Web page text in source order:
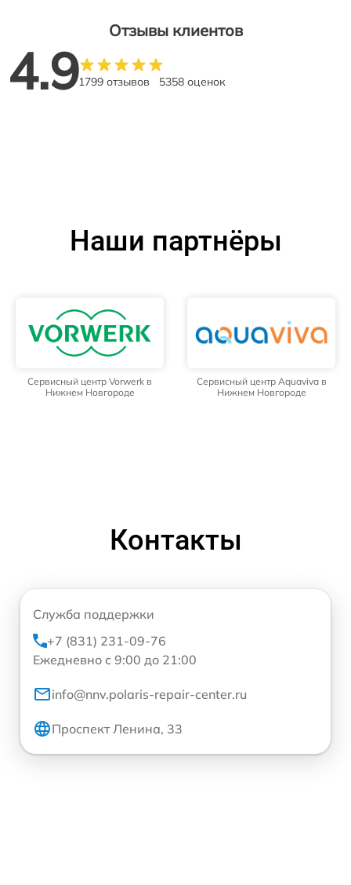
Отзывы клиентов
4.91799 отзывов 5358 оценок
Наши партнёры
Сервисный центр Vorwerk в
Нижнем Новгороде
Сервисный центр Aquaviva в
Нижнем Новгороде
Контакты
Служба поддержки
+7 (831) 231-09-76
Ежедневно с 9:00 до 21:00
info@nnv.polaris-repair-center.ru
Проспект Ленина, 33